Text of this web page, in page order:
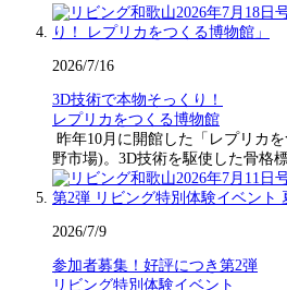
2026/7/16
3D技術で本物そっくり！
レプリカをつくる博物館
昨年10月に開館した「レプリカ
野市場)。3D技術を駆使した骨格
2026/7/9
参加者募集！好評につき第2弾
リビング特別体験イベント